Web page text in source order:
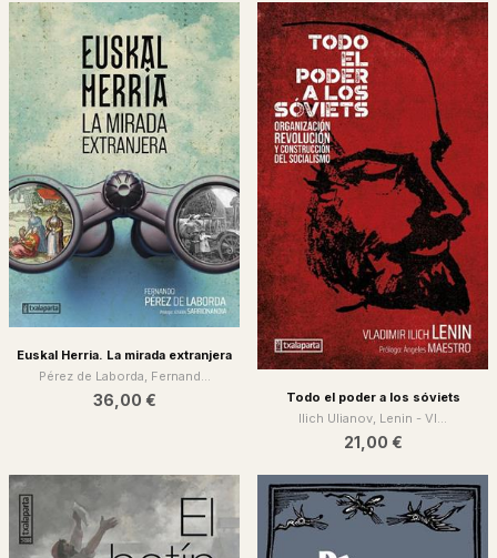
Euskal Herria. La mirada extranjera
Pérez de Laborda, Fernand...
36,00 €
Todo el poder a los sóviets
Ilich Ulianov, Lenin - Vl...
21,00 €